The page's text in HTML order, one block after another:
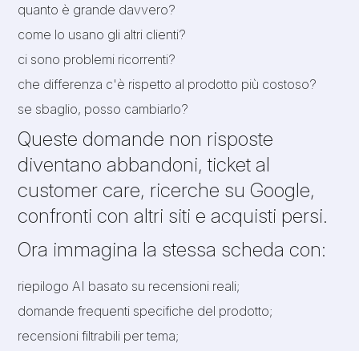
quanto è grande davvero?
come lo usano gli altri clienti?
ci sono problemi ricorrenti?
che differenza c'è rispetto al prodotto più costoso?
se sbaglio, posso cambiarlo?
Queste domande non risposte
diventano abbandoni, ticket al
customer care, ricerche su Google,
confronti con altri siti e acquisti persi.
Ora immagina la stessa scheda con:
riepilogo AI basato su recensioni reali;
domande frequenti specifiche del prodotto;
recensioni filtrabili per tema;